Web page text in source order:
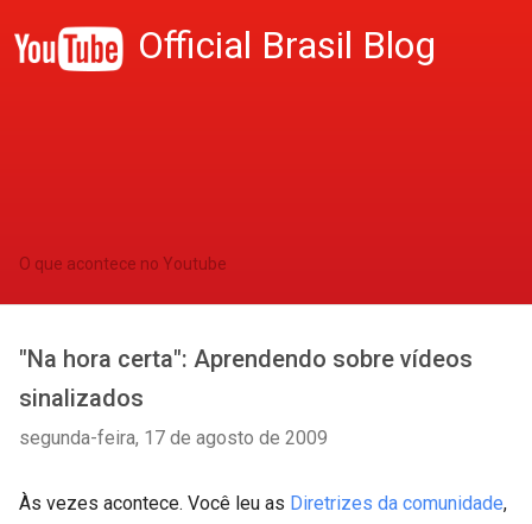
Official Brasil Blog
O que acontece no Youtube
"Na hora certa": Aprendendo sobre vídeos
sinalizados
segunda-feira, 17 de agosto de 2009
Às vezes acontece. Você leu as Diretrizes da comunidade,